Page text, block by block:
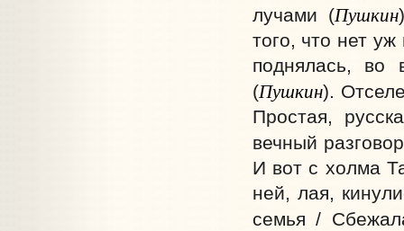
лучами (Пушкин
того, что нет
поднялась, во
(Пушкин).
Простая,
вечный
И вот с холма
ней, лая,
семья /